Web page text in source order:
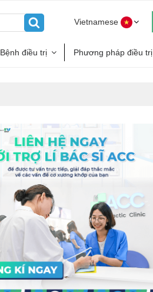
Vietnamese
Bệnh điều trị Phương pháp điều trị